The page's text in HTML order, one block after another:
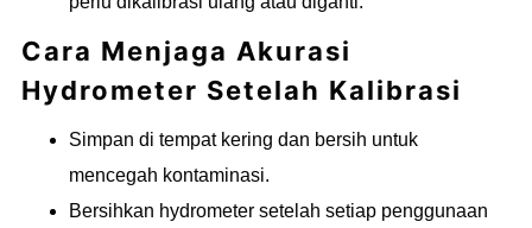
Cara Menjaga Akurasi
Hydrometer Setelah Kalibrasi
Simpan di tempat kering dan bersih untuk
mencegah kontaminasi.
Bersihkan hydrometer setelah setiap penggunaan